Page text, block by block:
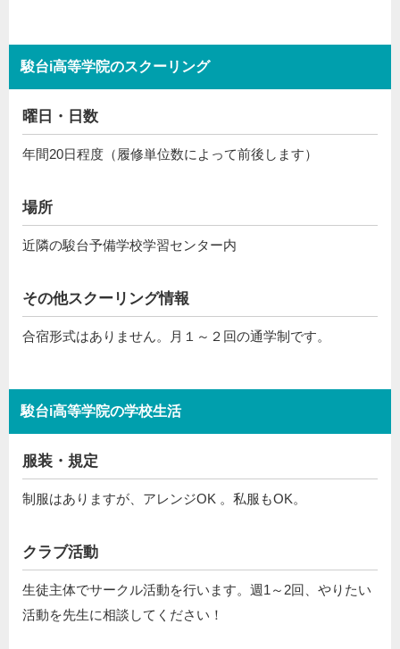
駿台i高等学院のスクーリング
曜日・日数
年間20日程度（履修単位数によって前後します）
場所
近隣の駿台予備学校学習センター内
その他スクーリング情報
合宿形式はありません。月１～２回の通学制です。
駿台i高等学院の学校生活
服装・規定
制服はありますが、アレンジOK 。私服もOK。
クラブ活動
生徒主体でサークル活動を行います。週1～2回、やりたい
活動を先生に相談してください！